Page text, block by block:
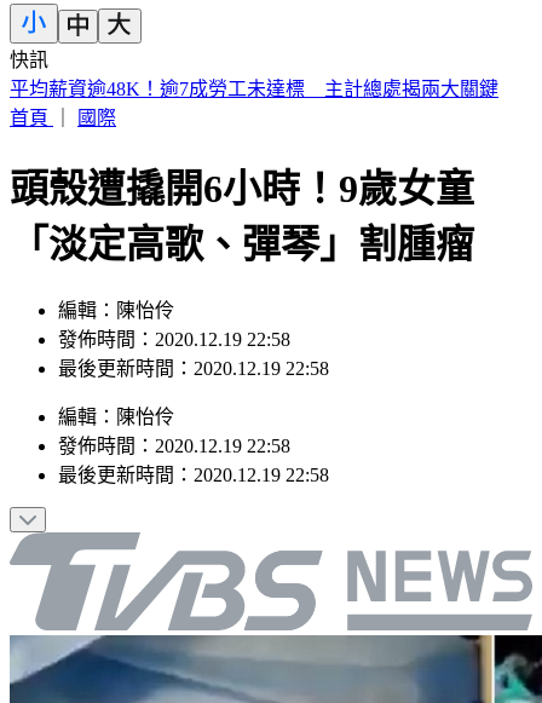
快訊
財神爺缺席 2.5億威力彩頭獎、貳獎雙槓龜
首頁
國際
頭殼遭撬開6小時！9歲女童
「淡定高歌、彈琴」割腫瘤
編輯：陳怡伶
發佈時間：2020.12.19 22:58
最後更新時間：2020.12.19 22:58
編輯 ： 陳怡伶
發佈時間： 2020.12.19 22:58
最後更新時間： 2020.12.19 22:58